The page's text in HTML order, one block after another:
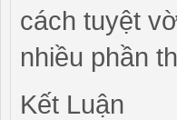
cách tuyệt
nhiều phần
Kết Luận